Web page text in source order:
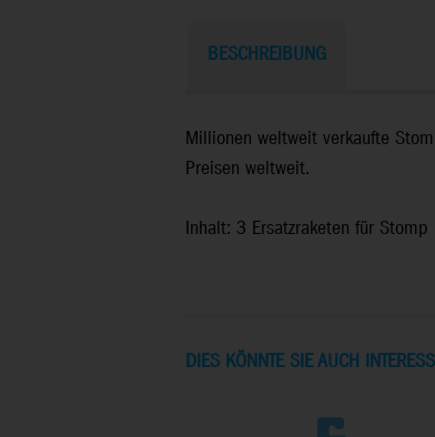
BESCHREIBUNG
Millionen weltweit verkaufte
Preisen weltweit.
Inhalt: 3 Ersatzraketen für
DIES KÖNNTE SIE AUCH